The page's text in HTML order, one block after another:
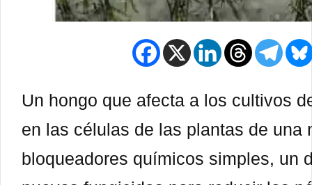
Un hongo que afecta a los cultivos
en las células de las plantas de
bloqueadores químicos simples, un